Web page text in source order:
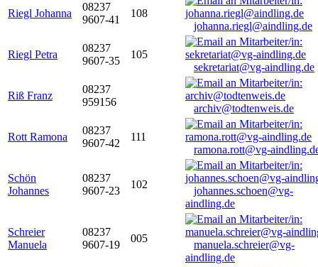
Riegl Johanna
08237
9607-41
108
johanna.riegl@aindling.de
Riegl Petra
08237
9607-35
105
sekretariat@vg-aindling.de
Riß Franz
08237
959156
archiv@todtenweis.de
Rott Ramona
08237
9607-42
111
ramona.rott@vg-
Schön
Johannes
08237
9607-23
102
johannes.schoen@vg-
aindling.de
Schreier
Manuela
08237
9607-19
005
manuela.schreier@vg-
aindling.de